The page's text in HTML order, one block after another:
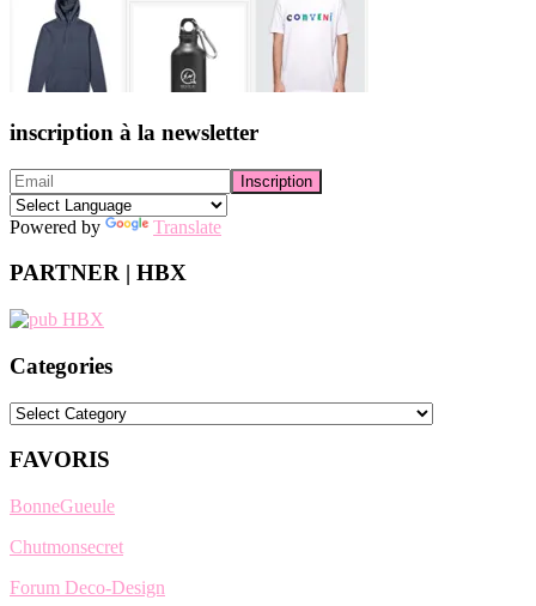
inscription à la newsletter
Powered by Translate
PARTNER | HBX
Categories
Categories
FAVORIS
BonneGueule
Chutmonsecret
Forum Deco-Design